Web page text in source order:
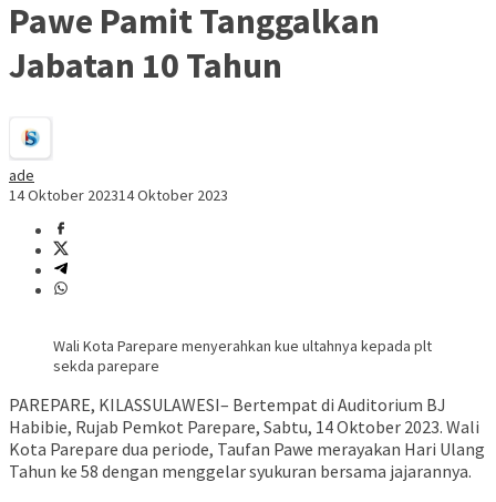
Pawe Pamit Tanggalkan
Jabatan 10 Tahun
ade
14 Oktober 202314 Oktober 2023
Wali Kota Parepare menyerahkan kue ultahnya kepada plt
sekda parepare
PAREPARE, KILASSULAWESI– Bertempat di Auditorium BJ
Habibie, Rujab Pemkot Parepare, Sabtu, 14 Oktober 2023. Wali
Kota Parepare dua periode, Taufan Pawe merayakan Hari Ulang
Tahun ke 58 dengan menggelar syukuran bersama jajarannya.